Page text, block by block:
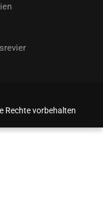
Rechte vorbehalten